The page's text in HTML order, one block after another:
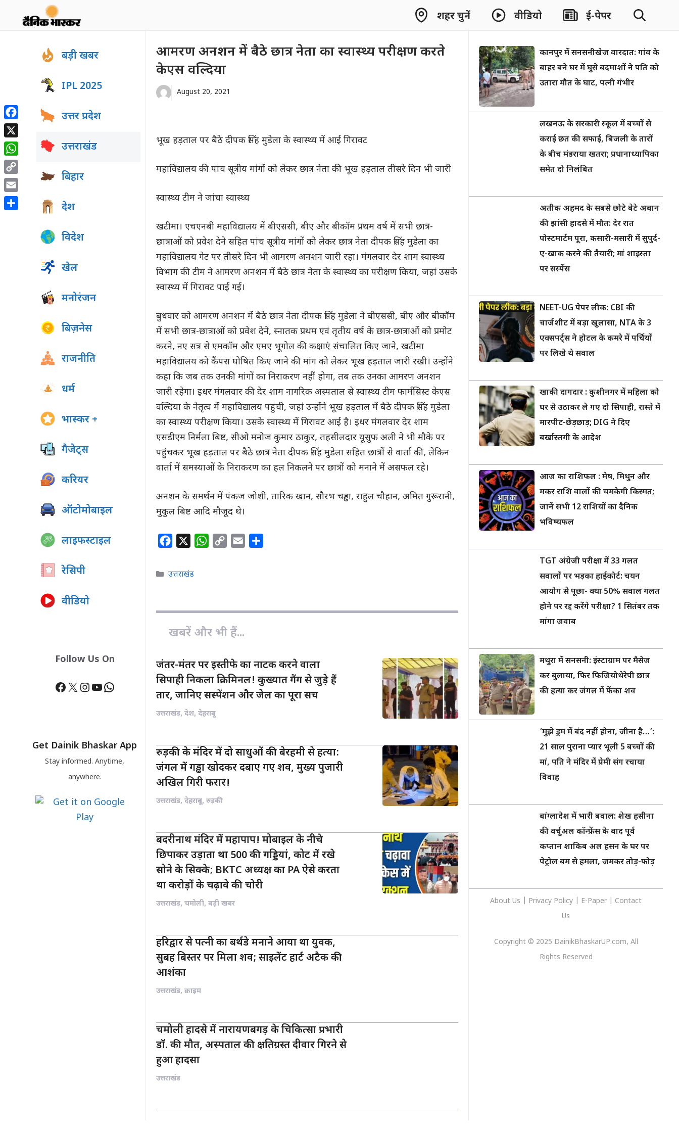
शहर चुनें वीडियो ई-पेपर
आमरण अनशन में बैठे छात्र नेता का स्वास्थ्य परीक्षण करते
केएस वल्दिया
August 20, 2021
भूख हड़ताल पर बैठे दीपक सिंह मुडेला के स्वास्थ्य में आई गिरावट
महाविद्यालय की पांच सूत्रीय मांगों को लेकर छात्र नेता की भूख हड़ताल तीसरे दिन भी जारी
स्वास्थ्य टीम ने जांचा स्वास्थ्य
खटीमा। एचएनबी महाविद्यालय में बीएससी, बीए और बीकॉम प्रथम वर्ष में सभी छात्र-
छात्राओं को प्रवेश देने सहित पांच सूत्रीय मांगों को लेकर छात्र नेता दीपक सिंह मुडेला का
महाविद्यालय गेट पर तीसरे दिन भी आमरण अनशन जारी रहा। मंगलवार देर शाम स्वास्थ्य
विभाग की टीम ने आमरण अनशन में बैठे छात्र नेता के स्वास्थ्य का परीक्षण किया, जहां उसके
स्वास्थ्य में गिरावट पाई गई।
बुधवार को आमरण अनशन में बैठे छात्र नेता दीपक सिंह मुडेला ने बीएससी, बीए और बीकॉम
में सभी छात्र-छात्राओं को प्रवेश देने, स्नातक प्रथम एवं तृतीय वर्ष के छात्र-छात्राओं को प्रमोट
करने, नए सत्र से एमकॉम और एमए भूगोल की कक्षाएं संचालित किए जाने, खटीमा
महाविद्यालय को कैंपस घोषित किए जाने की मांग को लेकर भूख हड़ताल जारी रखी। उन्होंने
कहा कि जब तक उनकी मांगों का निराकरण नहीं होगा, तब तक उनका आमरण अनशन
जारी रहेगा। इधर मंगलवार की देर शाम नागरिक अस्पताल से स्वास्थ्य टीम फार्मसिस्ट केएस
वल्दिया के नेतृत्व में महाविद्यालय पहुंची, जहां उन्होंने भूख हड़ताल में बैठे दीपक सिंह मुडेला
का स्वास्थ्य परीक्षण किया। उसके स्वास्थ्य में गिरावट आई है। इधर मंगलवार देर शाम
एसडीएम निर्मला बिष्ट, सीओ मनोज कुमार ठाकुर, तहसीलदार यूसुफ अली ने भी मौके पर
पहुंचकर भूख हड़ताल पर बैठे छात्र नेता दीपक सिंह मुडेला सहित छात्रों से वार्ता की, लेकिन
वार्ता में समस्याओं के निराकरण का हल निकलने पर छात्रों को मनाने में असफल रहे।
अनशन के समर्थन में पंकज जोशी, तारिक खान, सौरभ चड्ढा, राहुल चौहान, अमित गुरूरानी,
मुकुल बिष्ट आदि मौजूद थे।
o
k
W
A
p
i
Categories
उत्तराखंड
खबरें और भी हैं...
जंतर-मंतर पर इस्तीफे का नाटक करने वाला
सिपाही निकला क्रिमिनल! कुख्यात गैंग से जुड़े हैं
तार, जानिए सस्पेंशन और जेल का पूरा सच
उत्तराखंड, देश, देहरादून
रुड़की के मंदिर में दो साधुओं की बेरहमी से हत्या:
जंगल में गड्ढा खोदकर दबाए गए शव, मुख्य पुजारी
अखिल गिरी फरार!
उत्तराखंड, देहरादून, रुड़की
बदरीनाथ मंदिर में महापाप! मोबाइल के नीचे
छिपाकर उड़ाता था 500 की गड्डियां, कोट में रखे
सोने के सिक्के; BKTC अध्यक्ष का PA ऐसे करता
था करोड़ों के चढ़ावे की चोरी
उत्तराखंड, चमोली, बड़ी खबर
हरिद्वार से पत्नी का बर्थडे मनाने आया था युवक,
सुबह बिस्तर पर मिला शव; साइलेंट हार्ट अटैक की
आशंका
उत्तराखंड, क्राइम
चमोली हादसे में नारायणबगड़ के चिकित्सा प्रभारी
डॉ. की मौत, अस्पताल की क्षतिग्रस्त दीवार गिरने से
हुआ हादसा
उत्तराखंड
बड़ी खबर
IPL 2025
उत्तर प्रदेश
उत्तराखंड
बिहार
देश
विदेश
खेल
मनोरंजन
बिज़नेस
राजनीति
धर्म
भास्कर +
गैजेट्स
करियर
ऑटोमोबाइल
लाइफस्टाइल
रेसिपी
वीडियो
Follow Us On
Facebook
X Instagram
YouTube
WhatsApp
Get Dainik Bhaskar App
Stay informed. Anytime,
anywhere.
कानपुर में सनसनीखेज वारदात: गांव के
बाहर बने घर में घुसे बदमाशों ने पति को
उतारा मौत के घाट, पत्नी गंभीर
लखनऊ के सरकारी स्कूल में बच्चों से
कराई छत की सफाई, बिजली के तारों
के बीच मंडराया खतरा; प्रधानाध्यापिका
समेत दो निलंबित
अतीक अहमद के सबसे छोटे बेटे अबान
की झांसी हादसे में मौत: देर रात
पोस्टमार्टम पूरा, कसारी-मसारी में सुपुर्द-
ए-खाक करने की तैयारी; मां शाइस्ता
पर सस्पेंस
NEET-UG पेपर लीक: CBI की
चार्जशीट में बड़ा खुलासा, NTA के 3
एक्सपर्ट्स ने होटल के कमरे में पर्चियों
पर लिखे थे सवाल
खाकी दागदार : कुशीनगर में महिला को
घर से उठाकर ले गए दो सिपाही, रास्ते में
मारपीट-छेड़छाड़; DIG ने दिए
बर्खास्तगी के आदेश
आज का राशिफल : मेष, मिथुन और
मकर राशि वालों की चमकेगी किस्मत;
जानें सभी 12 राशियों का दैनिक
भविष्यफल
TGT अंग्रेजी परीक्षा में 33 गलत
सवालों पर भड़का हाईकोर्ट: चयन
आयोग से पूछा- क्या 50% सवाल गलत
होने पर रद्द करेंगे परीक्षा? 1 सितंबर तक
मांगा जवाब
मथुरा में सनसनी: इंस्टाग्राम पर मैसेज
कर बुलाया, फिर फिजियोथेरेपी छात्र
की हत्या कर जंगल में फेंका शव
‘मुझे ड्रम में बंद नहीं होना, जीना है…’:
21 साल पुराना प्यार भूली 5 बच्चों की
मां, पति ने मंदिर में प्रेमी संग रचाया
विवाह
बांग्लादेश में भारी बवाल: शेख हसीना
की वर्चुअल कॉन्फ्रेंस के बाद पूर्व
कप्तान शाकिब अल हसन के घर पर
पेट्रोल बम से हमला, जमकर तोड़-फोड़
About Us Privacy Policy E-Paper
Contact
Us
Copyright © 2025 DainikBhaskarUP.com, All
Rights Reserved
Facebook
X
WhatsApp
Copy
Link
Email